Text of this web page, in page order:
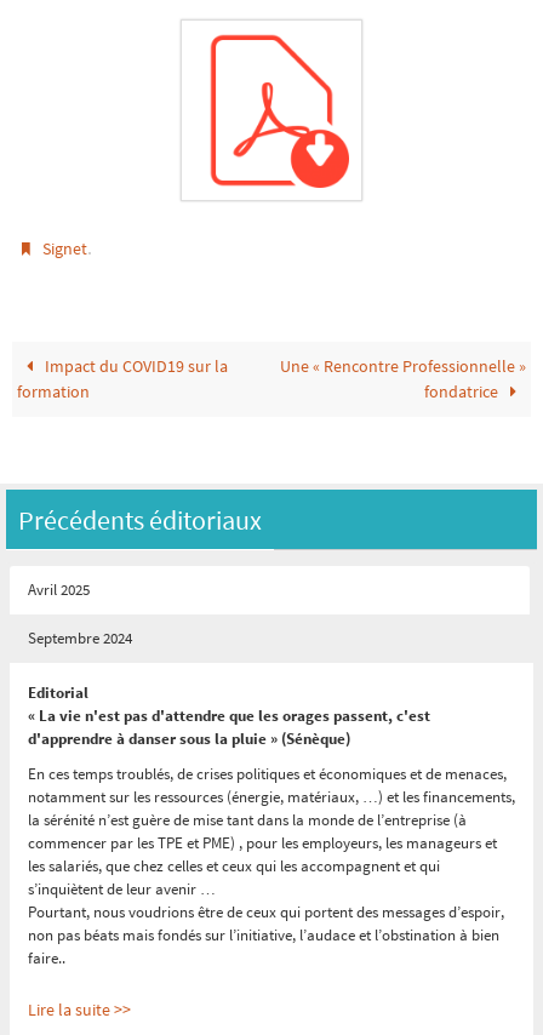
Signet.
Impact du COVID19 sur la
formation
Une « Rencontre Professionnelle »
fondatrice
Précédents éditoriaux
Avril 2025
Septembre 2024
Editorial
« La vie n'est pas d'attendre que les orages passent, c'est
d'apprendre à danser sous la pluie » (Sénèque)
En ces temps troublés, de crises politiques et économiques et de menaces,
notamment sur les ressources (énergie, matériaux, …) et les financements,
la sérénité n’est guère de mise tant dans la monde de l’entreprise (à
commencer par les TPE et PME) , pour les employeurs, les manageurs et
les salariés, que chez celles et ceux qui les accompagnent et qui
s’inquiètent de leur avenir …
Pourtant, nous voudrions être de ceux qui portent des messages d’espoir,
non pas béats mais fondés sur l’initiative, l’audace et l’obstination à bien
faire..
Lire la suite >>